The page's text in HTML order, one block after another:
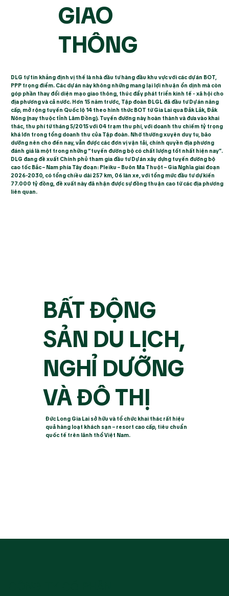
GIAO
THÔNG
DLG tự tin khẳng định vị thế là nhà đầu tư hàng đầu khu vực với các dự án BOT,
PPP trọng điểm. Các dự án này không những mang lại lợi nhuận ổn dịnh mà còn
góp phần thay đổi diện mạo giao thông, thúc đẩy phát triển kinh tế - xã hội cho
địa phương và cả nước. Hơn 15 năm trước, Tập đoàn ĐLGL đã đầu tư Dự án nâng
cấp, mở rộng tuyến Quốc lộ 14 theo hình thức BOT từ Gia Lai qua Đắk Lắk, Đắk
Nông (nay thuộc tỉnh Lâm Đồng). Tuyến đường này hoàn thành và đưa vào khai
thác, thu phí từ tháng 5/2015 với 04 trạm thu phí, với doanh thu chiếm tỷ trọng
khá lớn trong tổng doanh thu của Tập đoàn. Nhờ thường xuyên duy tu, bão
dưỡng nên cho đến nay, vẫn được các đơn vị vận tải, chính quyền địa phương
đánh giá là một trong những “tuyến đường bộ có chất lượng tốt nhất hiện nay”.
DLG đang đề xuất Chính phủ tham gia đầu tư Dự án xây dựng tuyến đường bộ
cao tốc Bắc – Nam phía Tây đoạn: Pleiku – Buôn Ma Thuột – Gia Nghĩa giai đoạn
2026-2030, có tổng chiều dài 257 km, 06 làn xe, với tổng mức đầu tư dự kiến
77.000 tỷ đồng, đề xuất này đã nhận được sự đồng thuận cao từ các địa phương
liên quan.
BẤT ĐỘNG
SẢN DU LỊCH,
NGHỈ DƯỠNG
VÀ ĐÔ THỊ
Đức Long Gia Lai sở hữu và tổ chức khai thác rất hiệu
quả hàng loạt khách sạn – resort cao cấp, tiêu chuẩn
quốc tế trên lãnh thổ Việt Nam.